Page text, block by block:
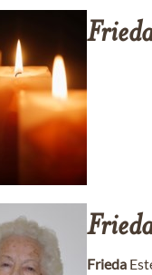
Frieda